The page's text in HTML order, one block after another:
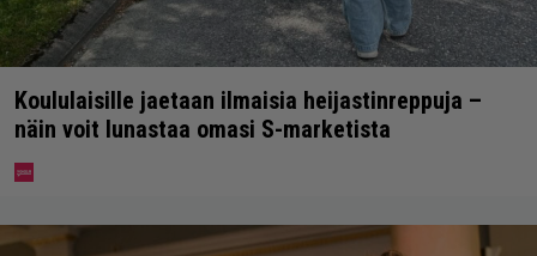
Koululaisille jaetaan ilmaisia heijastinreppuja –
näin voit lunastaa omasi S-marketista